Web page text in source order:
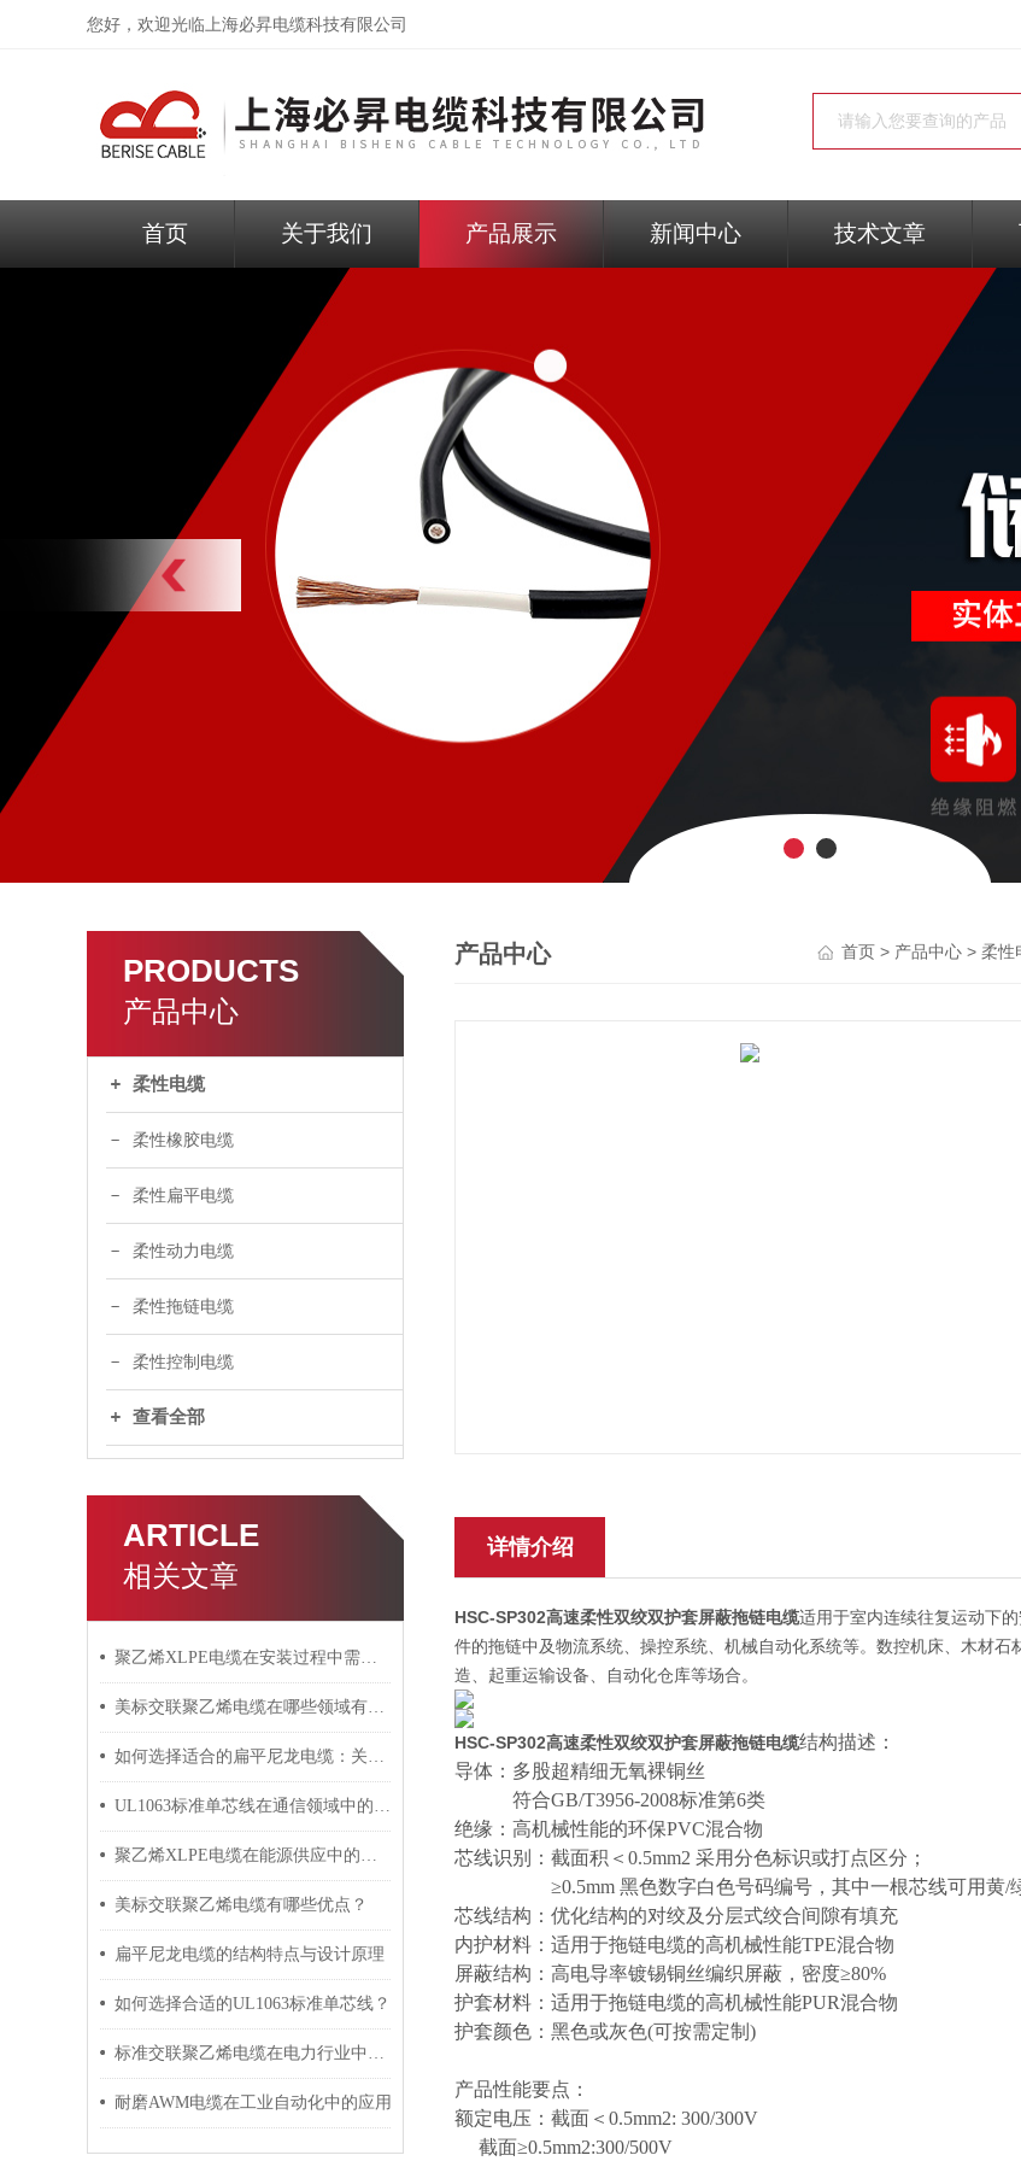
您好，欢迎光临上海必昇电缆科技有限公司
首页 关于我们 产品展示 新闻中心 技术文章
PRODUCTS
产品中心
柔性电缆
柔性橡胶电缆
柔性扁平电缆
柔性动力电缆
柔性拖链电缆
柔性控制电缆
查看全部
ARTICLE
相关文章
聚乙烯XLPE电缆在安装过程中需要注意哪些事项？
美标交联聚乙烯电缆在哪些领域有广泛应用？
如何选择适合的扁平尼龙电缆：关键因素与建议
UL1063标准单芯线在通信领域中的应用
聚乙烯XLPE电缆在能源供应中的应用
美标交联聚乙烯电缆有哪些优点？
扁平尼龙电缆的结构特点与设计原理
如何选择合适的UL1063标准单芯线？
标准交联聚乙烯电缆在电力行业中的应用
耐磨AWM电缆在工业自动化中的应用
产品中心 首页 > 产品中心 > 柔性
详情介绍
HSC-SP302高速柔性双绞双护套屏蔽拖链电缆适用于室内连续往复运动下
件的拖链中及物流系统、操控系统、机械自动化系统等。数控机床、木材
造、起重运输设备、自动化仓库等场合。
HSC-SP302高速柔性双绞双护套屏蔽拖链电缆结构描述：
导体：多股超精细无氧裸铜丝
符合GB/T3956-2008标准第6类
绝缘：高机械性能的环保PVC混合物
芯线识别：截面积＜ 0.5mm2 采用分色标识或打点区分；
≥0.5mm 黑色数字白色号码编号，其中一根芯线可用黄/
芯线结构：优化结构的对绞及分层式绞合间隙有填充
内护材料：适用于拖链电缆的高机械性能TPE混合物
屏蔽结构：高电导率镀锡铜丝编织屏蔽，密度≥80%
护套材料：适用于拖链电缆的高机械性能PUR混合物
护套颜色：黑色或灰色(可按需定制)
产品性能要点：
额定电压：截面＜ 0.5mm2: 300/300V
截面≥0.5mm2:300/500V